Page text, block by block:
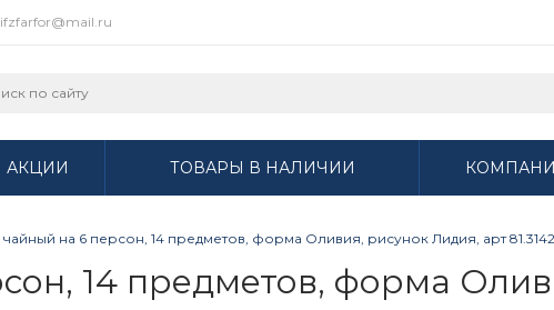
ifzfarfor@mail.ru
АКЦИИ ТОВАРЫ В НАЛИЧИИ
на 6 персон, 14 предметов, форма Оливия, рисунок Лидия, арт
14 предметов, форма